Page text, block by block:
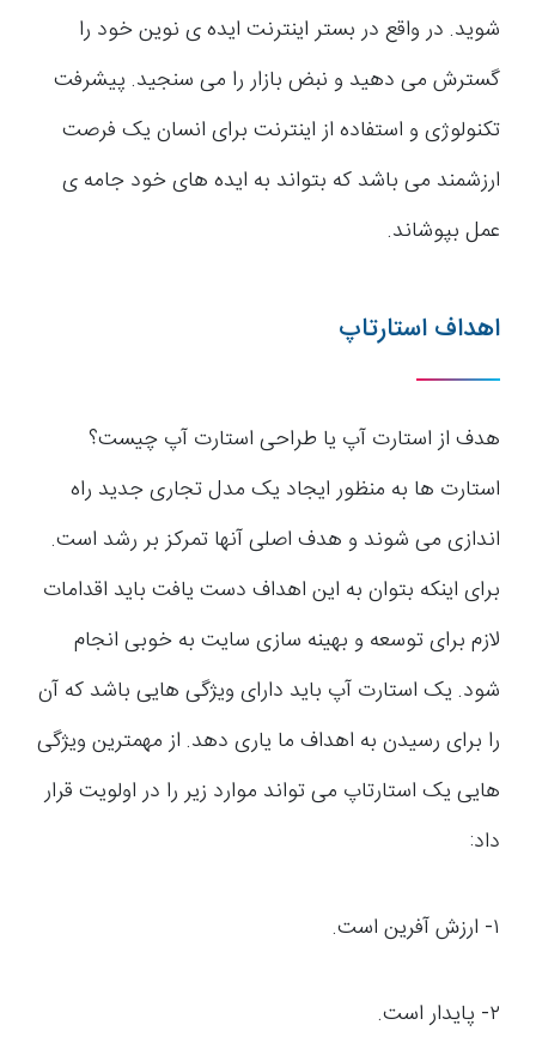
شوید. در واقع در بستر اینترنت ایده ی نوین خود را
گسترش می دهید و نبض بازار را می سنجید. پیشرفت
تکنولوژی و استفاده از اینترنت برای انسان یک فرصت
ارزشمند می باشد که بتواند به ایده های خود جامه ی
عمل بپوشاند.
اهداف استارتاپ
هدف از استارت آپ یا طراحی استارت آپ چیست؟
استارت ها به منظور ایجاد یک مدل تجاری جدید راه
اندازی می شوند و هدف اصلی آنها تمرکز بر رشد است.
برای اینکه بتوان به این اهداف دست یافت باید اقدامات
لازم برای توسعه و بهینه سازی سایت به خوبی انجام
شود. یک استارت آپ باید دارای ویژگی هایی باشد که آن
را برای رسیدن به اهداف ما یاری دهد. از مهمترین ویژگی
هایی یک استارتاپ می تواند موارد زیر را در اولویت قرار
داد:
۱- ارزش آفرین است.
۲- پایدار است.